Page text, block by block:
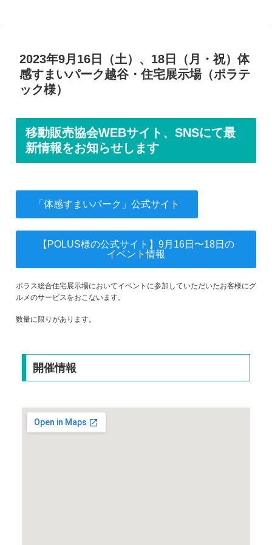
2023年9月16日（土）、18日（月・祝）体
感すまいパーク越谷・住宅展示場（ポラテ
ック様）
移動販売協会WEBサイト、SNSにて最
新情報をお知らせします
「体感すまいパーク」公式サイト
【POLUS様の公式サイト】9月16日〜18日の
イベント情報
ポラス総合住宅展示場においてイベントに参加していただいたお客様にグ
ルメのサービスをおこないます。
数量に限りがあります。
開催情報